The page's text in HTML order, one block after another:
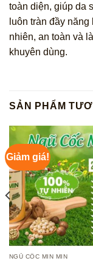
toàn diện, giúp da
luôn tràn đầy
nhiên, an toàn và
khuyên dùng.
SẢN PHẨM
Giảm giá!
NGŨ CỐC MIN MIN